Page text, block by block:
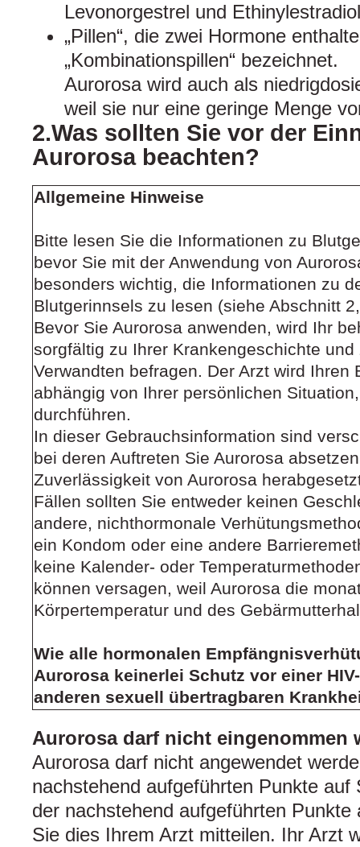
Levonorgestrel und
„Pillen“, die zwei Hormone
„Kombinationspillen“ bezeichnet.
Aurorosa wird auch als
weil sie nur eine geringe Menge
2.Was sollten Sie vor der
Aurorosa beachten?
Allgemeine Hinweise
Bitte lesen Sie die Informationen zu
bevor Sie mit der Anwendung von
besonders wichtig, die Informationen zu
Blutgerinnsels zu lesen (siehe Abschnitt
Bevor Sie Aurorosa anwenden, wird Ihr
sorgfältig zu Ihrer Krankengeschichte
Verwandten befragen. Der Arzt wird Ihren
abhängig von Ihrer persönlichen
durchführen.
In dieser Gebrauchsinformation sind
bei deren Auftreten Sie Aurorosa
Zuverlässigkeit von Aurorosa
Fällen sollten Sie entweder keinen
andere, nichthormonale
ein Kondom oder eine andere
keine Kalender- oder
können versagen, weil Aurorosa die
Körpertemperatur und des
Wie alle hormonalen
Aurorosa keinerlei Schutz vor einer
anderen sexuell übertragbaren
Aurorosa darf nicht eingenommen
Aurorosa darf nicht angewendet
nachstehend aufgeführten Punkte
der nachstehend aufgeführten
Sie dies Ihrem Arzt mitteilen. Ihr Arzt